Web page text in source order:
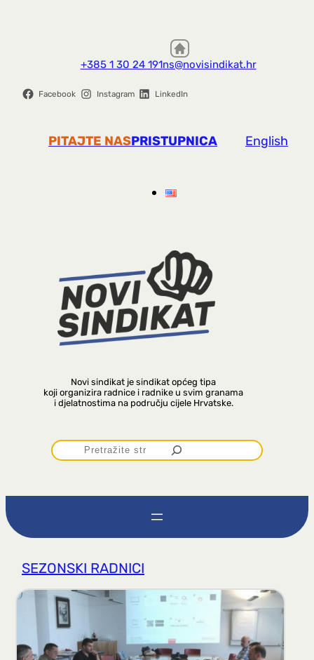
+385 1 30 24 191ns@novisindikat.hr
Facebook Instagram LinkedIn
PITAJTE NASPRISTUPNICA English
Novi sindikat je sindikat općeg tipa
koji organizira radnice i radnike u svim granama
i djelatnostima na području cijele Hrvatske.
P
r
t
r
a
SEZONSKI RADNICI